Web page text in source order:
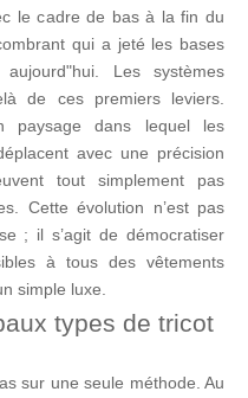
le cadre de bas à la fin du
qui a jeté les bases
Les systèmes
de ces premiers leviers.
paysage dans lequel les
avec une précision
tout simplement pas
Cette évolution n’est pas
; il s’agit de démocratiser
à tous des vêtements
simple luxe.
types de tricot
sur une seule méthode. Au